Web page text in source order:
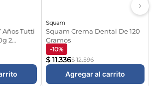
Años Tutti
2
Squam
Squam Crema Dental De 120
Gramos
-10%
$ 11.336$ 12.596
Agregar al carrito